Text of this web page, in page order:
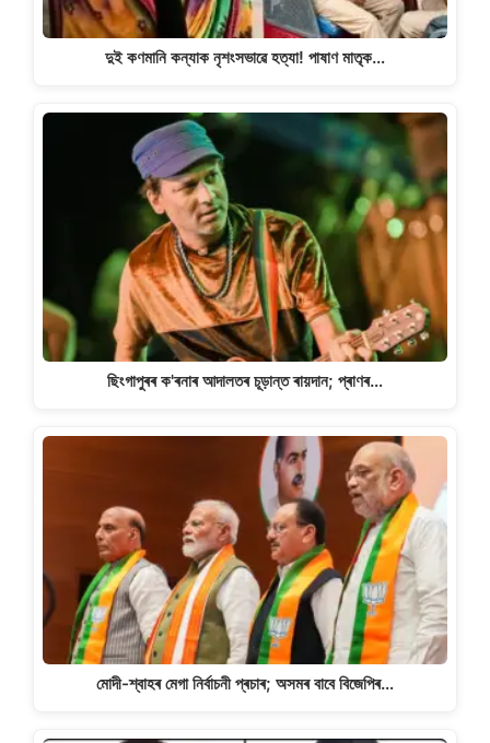
দুই কণমানি কন্যাক নৃশংসভাৱে হত্যা! পাষাণ মাতৃক…
ছিংগাপুৰৰ ক'ৰনাৰ আদালতৰ চূড়ান্ত ৰায়দান; প্ৰাণৰ…
মোদী-শ্বাহৰ মেগা নিৰ্বাচনী প্ৰচাৰ; অসমৰ বাবে বিজেপিৰ…